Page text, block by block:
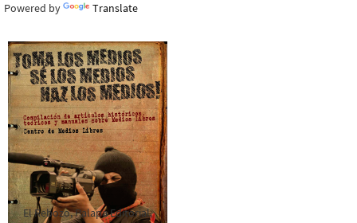
Powered by Translate
El Rebozo, Palapa Editorial,